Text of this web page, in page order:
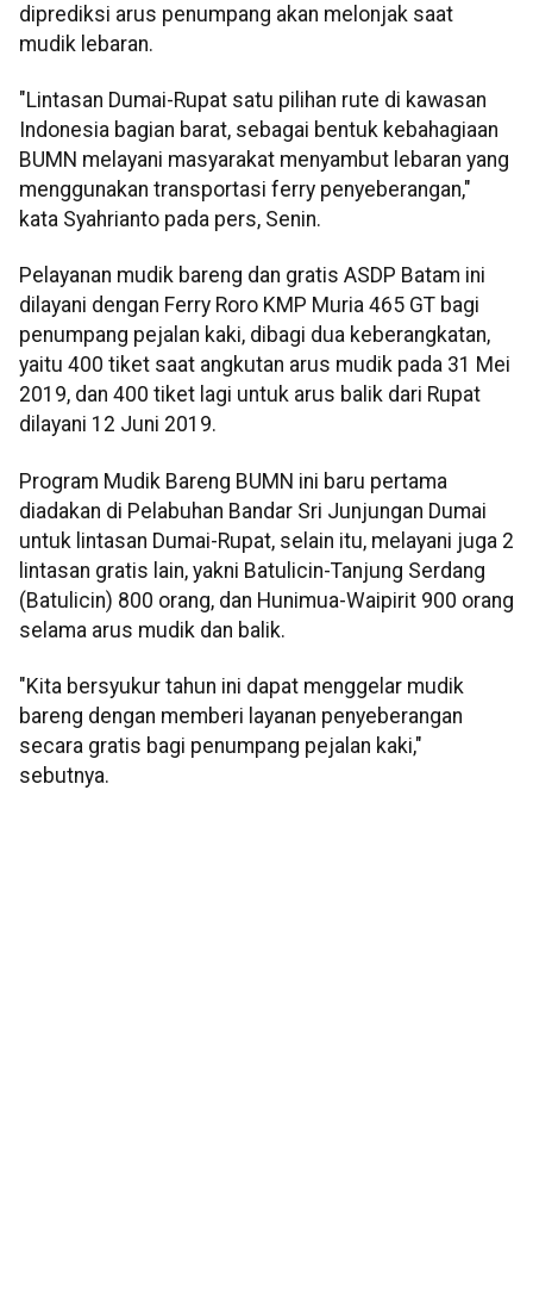
diprediksi arus penumpang akan melonjak saat
mudik lebaran.
"Lintasan Dumai-Rupat satu pilihan rute di kawasan
Indonesia bagian barat, sebagai bentuk kebahagiaan
BUMN melayani masyarakat menyambut lebaran yang
menggunakan transportasi ferry penyeberangan,"
kata Syahrianto pada pers, Senin.
Pelayanan mudik bareng dan gratis ASDP Batam ini
dilayani dengan Ferry Roro KMP Muria 465 GT bagi
penumpang pejalan kaki, dibagi dua keberangkatan,
yaitu 400 tiket saat angkutan arus mudik pada 31 Mei
2019, dan 400 tiket lagi untuk arus balik dari Rupat
dilayani 12 Juni 2019.
Program Mudik Bareng BUMN ini baru pertama
diadakan di Pelabuhan Bandar Sri Junjungan Dumai
untuk lintasan Dumai-Rupat, selain itu, melayani juga 2
lintasan gratis lain, yakni Batulicin-Tanjung Serdang
(Batulicin) 800 orang, dan Hunimua-Waipirit 900 orang
selama arus mudik dan balik.
"Kita bersyukur tahun ini dapat menggelar mudik
bareng dengan memberi layanan penyeberangan
secara gratis bagi penumpang pejalan kaki,"
sebutnya.